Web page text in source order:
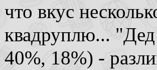
что вкус
квадруплю...
40%, 18%) -